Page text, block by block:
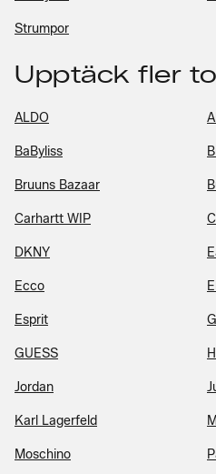
Strumpor
Upptäck fler
ALDO
BaByliss
Bruuns Bazaar
Carhartt WIP
DKNY
Ecco
Esprit
GUESS
Jordan
Karl Lagerfeld
Moschino